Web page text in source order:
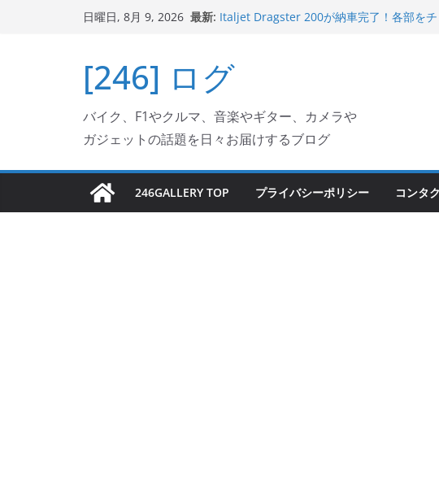
キ
プ
日曜日, 8月 9, 2026 最新: リングが楽しくなった
Jeff Beck 逝去
Ken Block 逝去
フェクターが返礼品でもらえる！
[246] ログ
バイク、F1やクルマ、音楽やギター、カメラや
ガジェットの話題を日々お届けするブログ
246GALLERY TOP プライバシーポリシー コンタ